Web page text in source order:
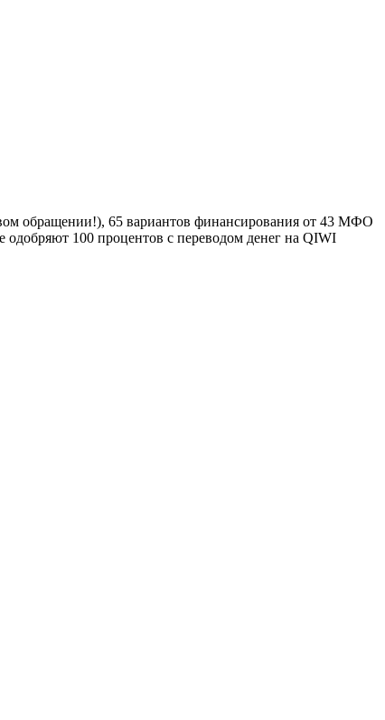
обращении!), 65 вариантов финансирования от 43 МФО
одобряют 100 процентов с переводом денег на QIWI